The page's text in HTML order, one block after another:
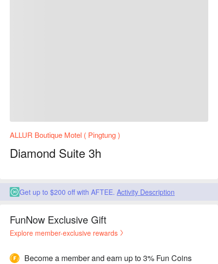
ALLUR Boutique Motel ( Pingtung )
Diamond Suite 3h
Get up to $200 off with AFTEE. Activity Description
FunNow Exclusive Gift
Explore member-exclusive rewards
Become a member and earn up to 3% Fun Coins